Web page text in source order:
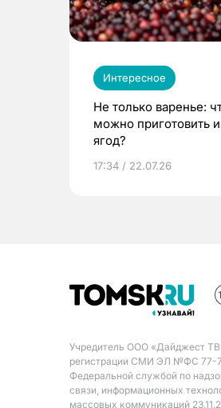
Интересное
Не только варенье:
можно приготовить
ягод?
17:34 / 22.07.26
Учредитель ООО «Дайджест
регистрации СМИ ЭЛ №ФС 77-
Федеральной службой по
связи, информационных
массовых коммуникаций